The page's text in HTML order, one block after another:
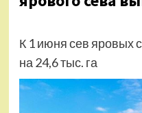
К 1 июня сев яровых
на 24,6 тыс. га